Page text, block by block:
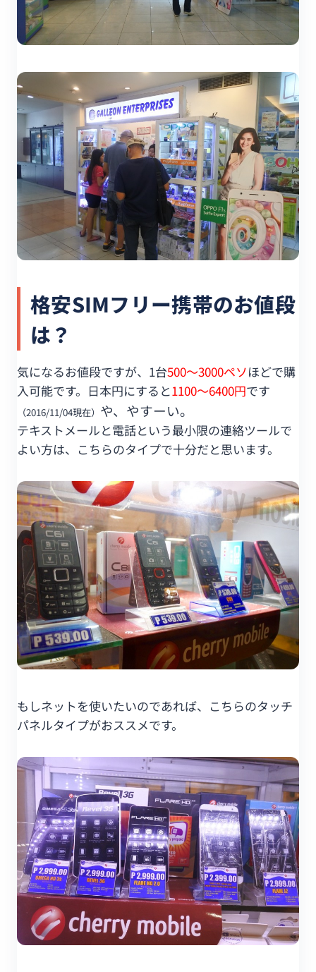
格安SIMフリー携帯のお値段
は？
気になるお値段ですが、1台500～3000ペソほどで購
入可能です。日本円にすると1100～6400円です
（2016/11/04現在） や、やすーい。
テキストメールと電話という最小限の連絡ツールで
よい方は、こちらのタイプで十分だと思います。
もしネットを使いたいのであれば、こちらのタッチ
パネルタイプがおススメです。